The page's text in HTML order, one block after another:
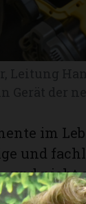
im
und
und nicht